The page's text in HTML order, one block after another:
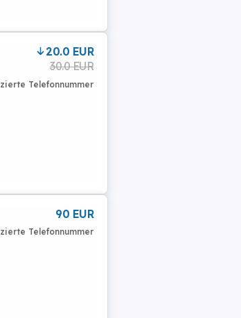
20.0 EUR
30.0 EUR
Telefonnummer
90 EUR
Telefonnummer